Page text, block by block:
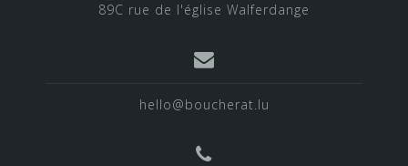
89C rue de l'église Walferdange
hello@boucherat.lu